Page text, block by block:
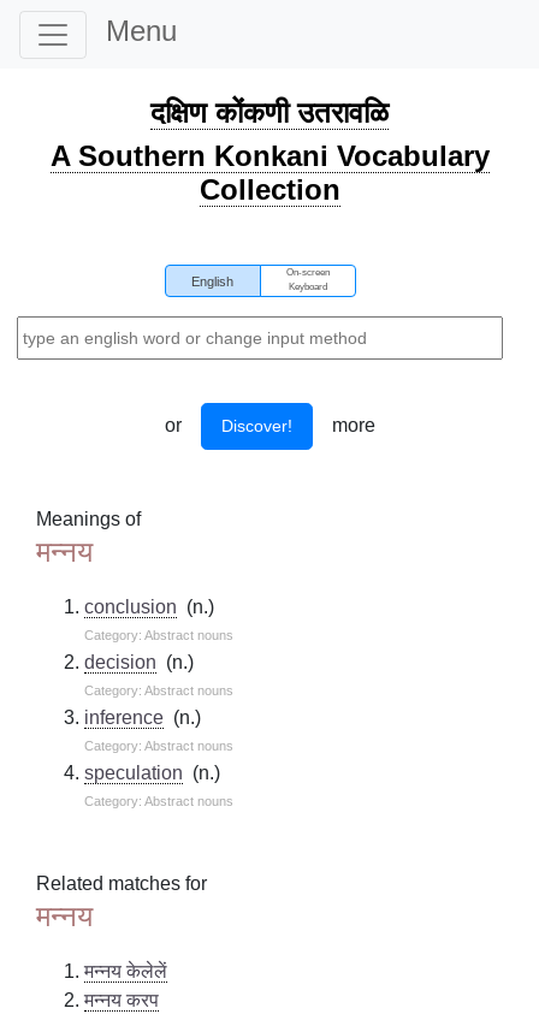
Menu
दक्षिण कोंकणी उतरावळि
A Southern Konkani Vocabulary
Collection
English
On-screen
Keyboard
or Discover! more
Meanings of
मन्नय
conclusion (n.)
Category: Abstract nouns
decision (n.)
Category: Abstract nouns
inference (n.)
Category: Abstract nouns
speculation (n.)
Category: Abstract nouns
Related matches for
मन्नय
मन्नय केलेलें
मन्नय करप